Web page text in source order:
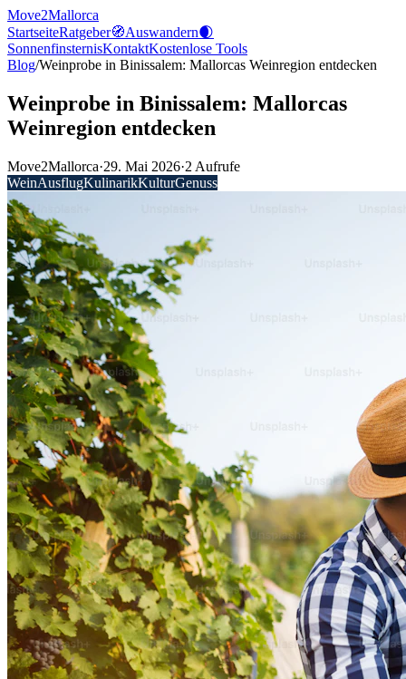
Move2Mallorca
StartseiteRatgeber🧭Auswandern🌒
SonnenfinsternisKontaktKostenlose Tools
Blog/Weinprobe in Binissalem: Mallorcas Weinregion entdecken
Weinprobe in Binissalem: Mallorcas
Weinregion entdecken
Move2Mallorca·29. Mai 2026·2 Aufrufe
WeinAusflugKulinarikKulturGenuss